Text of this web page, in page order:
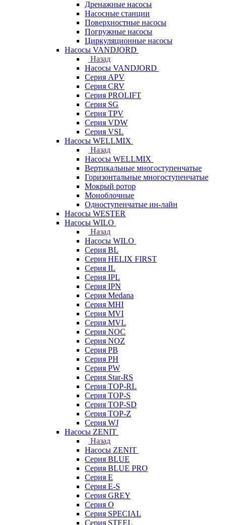
Дренажные насосы
Насосные станции
Поверхностные насосы
Погружные насосы
Циркуляционные насосы
Насосы VANDJORD
Назад
Насосы VANDJORD
Серия APV
Серия CRV
Серия PROLIFT
Серия SG
Серия TPV
Серия VDW
Серия VSL
Насосы WELLMIX
Назад
Насосы WELLMIX
Вертикальные многоступенчатые
Горизонтальные многоступенчатые
Мокрый ротор
Моноблочные
Одноступенчатые ин-лайн
Насосы WESTER
Насосы WILO
Назад
Насосы WILO
Серия BL
Серия HELIX FIRST
Серия IL
Серия IPL
Серия IPN
Серия Medana
Серия MHI
Серия MVI
Серия MVL
Серия NOC
Серия NOZ
Серия PB
Серия PH
Серия PW
Серия Star-RS
Серия TOP-RL
Серия TOP-S
Серия TOP-SD
Серия TOP-Z
Серия WJ
Насосы ZENIT
Назад
Насосы ZENIT
Серия BLUE
Серия BLUE PRO
Серия E
Серия E-S
Серия GREY
Серия O
Серия SPECIAL
Серия STEEL